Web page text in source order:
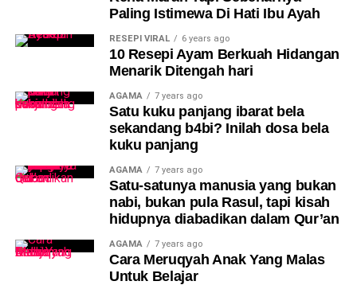
Paling Istimewa Di Hati Ibu Ayah
RESEPI VIRAL 6 years ago
10 Resepi Ayam Berkuah Hidangan
Menarik Ditengah hari
AGAMA 7 years ago
Satu kuku panjang ibarat bela
sekandang b4bi? Inilah dosa bela
kuku panjang
AGAMA 7 years ago
Satu-satunya manusia yang bukan
nabi, bukan pula Rasul, tapi kisah
hidupnya diabadikan dalam Qur’an
AGAMA 7 years ago
Cara Meruqyah Anak Yang Malas
Untuk Belajar